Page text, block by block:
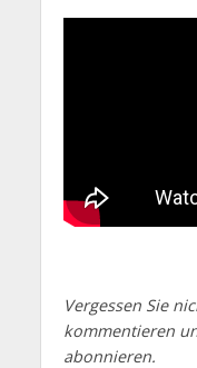
Vergessen Sie
kommentieren
abonnieren.